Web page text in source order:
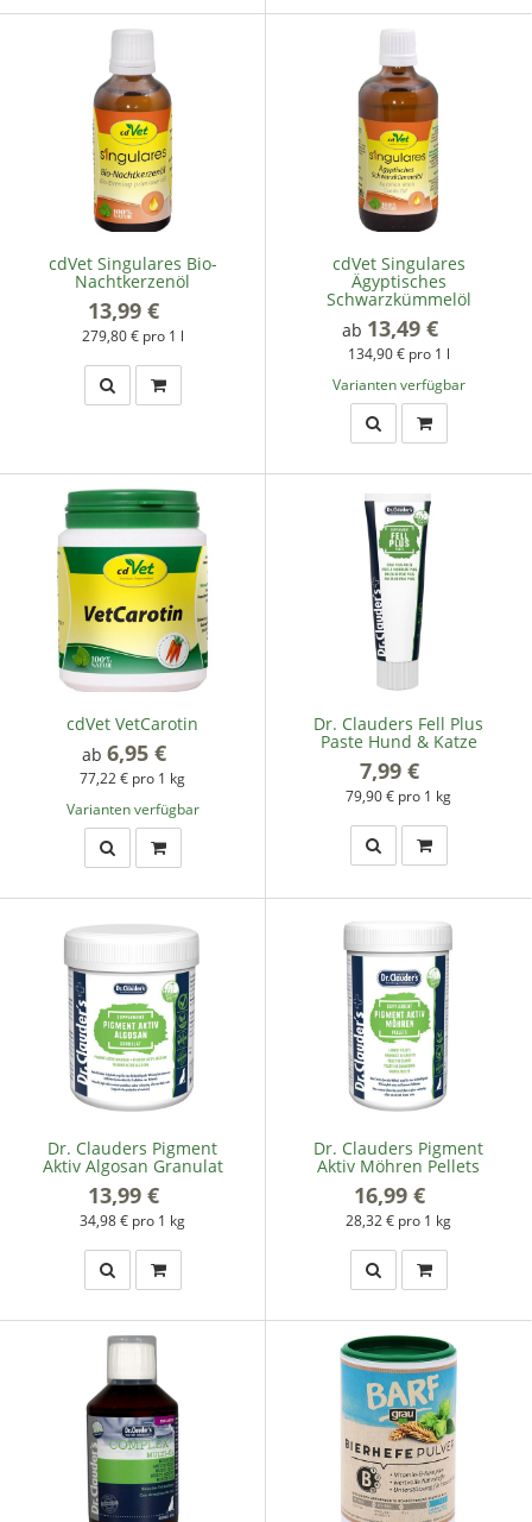
cdVet Singulares Bio-
Nachtkerzenöl
13,99 €
279,80 € pro 1 l
cdVet Singulares
Ägyptisches
Schwarzkümmelöl
ab 13,49 €
134,90 € pro 1 l
Varianten verfügbar
cdVet VetCarotin
ab 6,95 €
77,22 € pro 1 kg
Varianten verfügbar
Dr. Clauders Fell Plus
Paste Hund & Katze
7,99 €
79,90 € pro 1 kg
Dr. Clauders Pigment
Aktiv Algosan Granulat
13,99 €
34,98 € pro 1 kg
Dr. Clauders Pigment
Aktiv Möhren Pellets
16,99 €
28,32 € pro 1 kg